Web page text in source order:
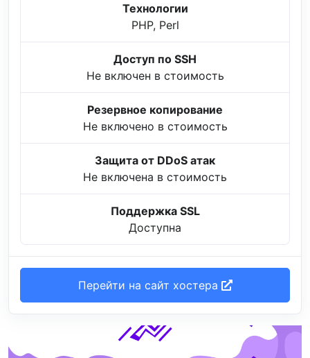
Технологии
PHP, Perl
Доступ по SSH
Не включен в стоимость
Резервное копирование
Не включено в стоимость
Защита от DDoS атак
Не включена в стоимость
Поддержка SSL
Доступна
Перейти на сайт хостера